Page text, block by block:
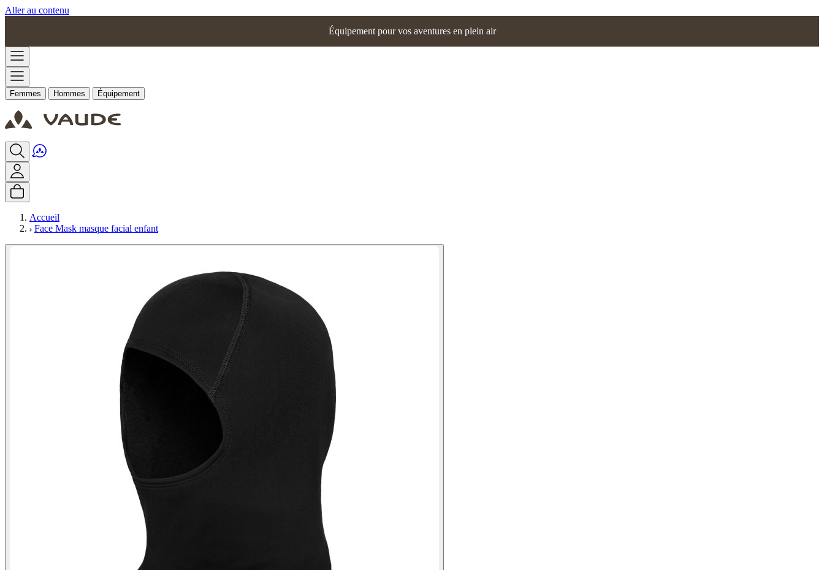
Aller au contenu
Équipement pour vos aventures en plein air
Femmes Hommes Équipement
Accueil
Face Mask masque facial enfant